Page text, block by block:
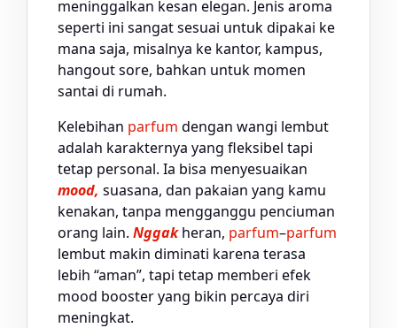
meninggalkan kesan elegan. Jenis aroma
seperti ini sangat sesuai untuk dipakai ke
mana saja, misalnya ke kantor, kampus,
hangout sore, bahkan untuk momen
santai di rumah.
Kelebihan parfum dengan wangi lembut
adalah karakternya yang fleksibel tapi
tetap personal. Ia bisa menyesuaikan
mood, suasana, dan pakaian yang kamu
kenakan, tanpa mengganggu penciuman
orang lain. Nggakheran, parfum–parfum
lembut makin diminati karena terasa
lebih “aman”, tapi tetap memberi efek
mood booster yang bikin percaya diri
meningkat.